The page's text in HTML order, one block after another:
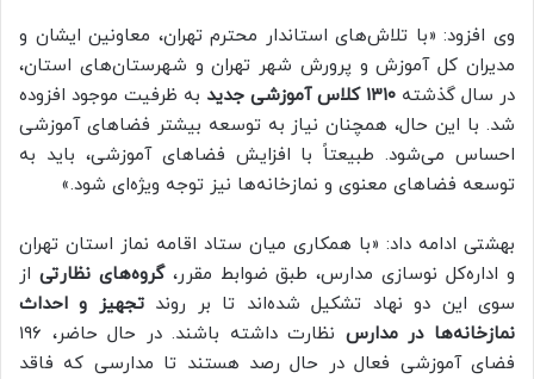
وی افزود: «با تلاش‌های استاندار محترم تهران، معاونین ایشان و
مدیران کل آموزش و پرورش شهر تهران و شهرستان‌های استان،
در سال گذشته ۱۳۱۰ کلاس آموزشی جدید
به ظرفیت موجود افزوده
شد. با این حال، همچنان نیاز به توسعه بیشتر فضاهای آموزشی
احساس می‌شود. طبیعتاً با افزایش فضاهای آموزشی، باید به
توسعه فضاهای معنوی و نمازخانه‌ها نیز توجه ویژه‌ای شود.»
بهشتی ادامه داد: «با همکاری میان ستاد اقامه نماز استان تهران
و اداره‌کل نوسازی مدارس، طبق ضوابط مقرر،گروه‌های نظارتی از
سوی این دو نهاد تشکیل شده‌اند تا بر روندتجهیز و احداث
نمازخانه‌ها در مدارس
نظارت داشته باشند. در حال حاضر، ۱۹۶
فضای آموزشی فعال در حال رصد هستند تا مدارسی که فاقد